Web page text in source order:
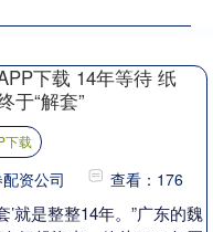
下载 14年等待 纸
于“解套”
下载
资公司 查看：176
’就是整整14年。”广东的魏